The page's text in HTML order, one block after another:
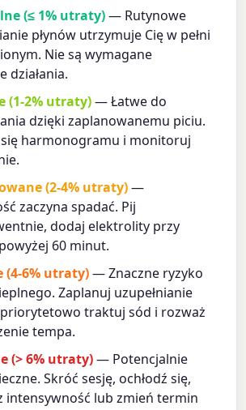
(≤ 1% utraty)— Rutynowe
płynów utrzymuje Cię w pełni
Nie są wymagane
działania.
(1-2% utraty)— Łatwe do
dzięki zaplanowanemu piciu.
harmonogramu i monitoruj
(2-4% utraty)—
zaczyna spadać. Pij
dodaj elektrolity przy
60 minut.
(4-6% utraty)— Znaczne ryzyko
Zaplanuj uzupełnianie
priorytetowo traktuj sód i rozważ
tempa.
(> 6% utraty)— Potencjalnie
Skróć sesję, ochłodź się,
intensywność lub zmień termin